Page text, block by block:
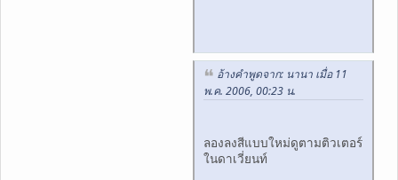
อ้างคำพูดจาก: นานา เมื่อ 11
พ.ค. 2006, 00:23 น.
ลองลงสีแบบใหม่ดูตามติวเตอร์
ในดาเวี่ยนท์